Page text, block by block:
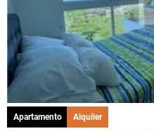
Apartamento Alquiler